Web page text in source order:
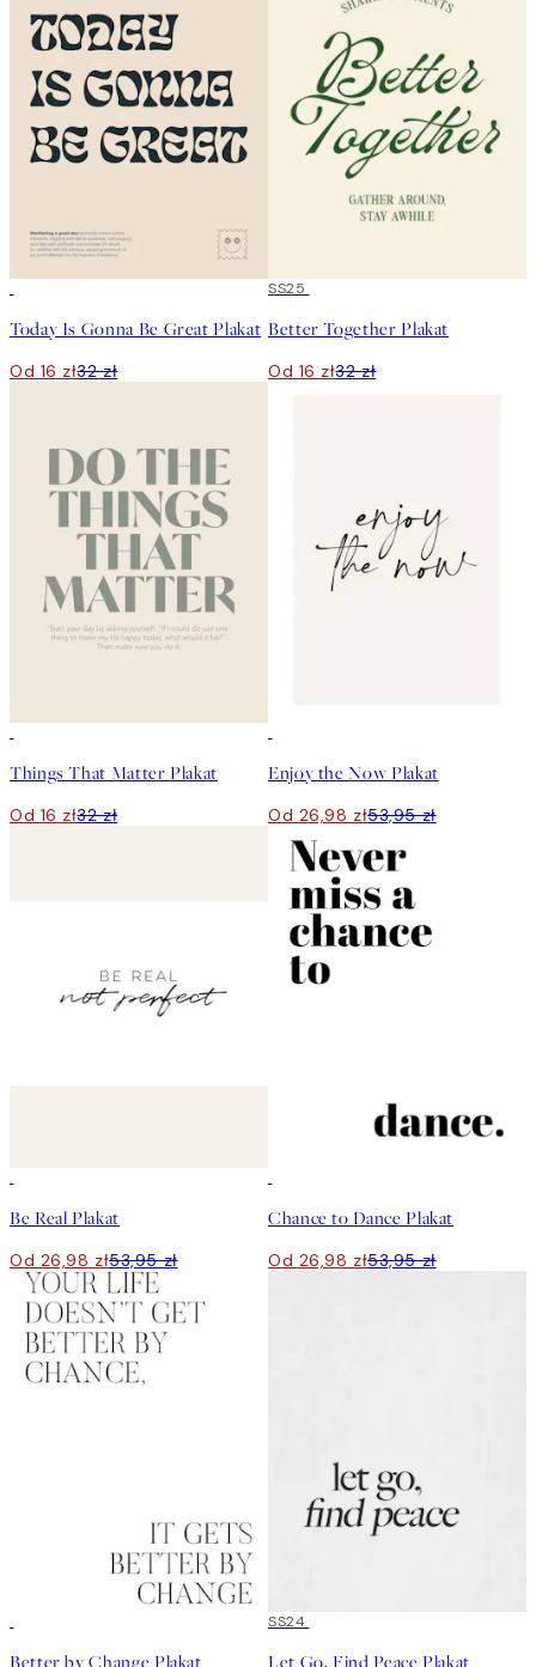
Today Is Gonna Be Great Plakat
Od 16 zł32 zł
50%*
SS25
Better Together Plakat
Od 16 zł32 zł
Things That Matter Plakat
Od 16 zł32 zł
Enjoy the Now Plakat
Od 26,98 zł53,95 zł
Be Real Plakat
Od 26,98 zł53,95 zł
Chance to Dance Plakat
Od 26,98 zł53,95 zł
Better by Change Plakat
50%*
SS24
Let Go, Find Peace Plakat